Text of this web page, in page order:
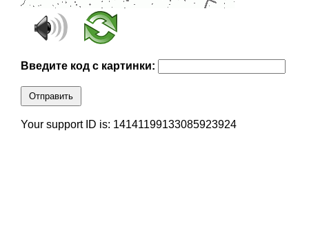
Введите код с картинки:
Отправить
Your support ID is: 14141199133085923924